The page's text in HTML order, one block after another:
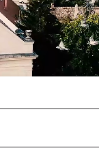
Dokumentumok []